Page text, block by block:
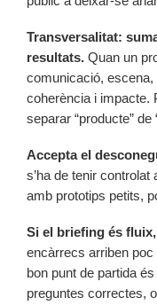
Transversalitat:
resultats. Quan un
comunicació,
coherència i impacte.
separar “producte” de
Accepta el
s’ha de tenir controlat
amb prototips petits,
Si el briefing és
encàrrecs arriben
bon punt de partida
preguntes correctes,